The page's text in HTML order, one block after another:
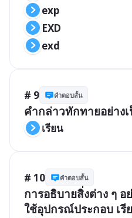
exp
EXD
exd
# 9 คำตอบสั้น
คำกล่าวทักทายอย่าง
เรียน
# 10 คำตอบสั้น
การอธิบายสิ่งต่าง ๆ
ใช้อุปกรณ์ประกอบ เรี